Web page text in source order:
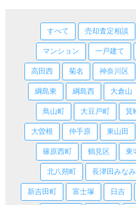
すべて 売却査定相談
マンション 一戸建て
高田西 菊名 神奈川区
綱島東 綱島西 大倉山
鳥山町 大豆戸町 箕
大曽根 仲手原 東山田
篠原西町 鶴見区 東
北八朔町 長津田みな
新吉田町 富士塚 日吉